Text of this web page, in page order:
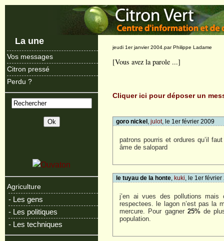
La une
Vos messages
Citron pressé
Perdu ?
Agriculture
- Les gens
- Les politiques
- Les techniques
jeudi 1er janvier 2004.par Philippe Ladame
[Vous avez la parole ...]
Cliquer ici pour déposer un
goro nickel ,julot, le 1er février 2009
patrons pourris et ordures qu’il
âme de salopard
le tuyau de la honte kuki , le 1er
j’en ai vues des pollutions
respectees. le lagon n’est pas la
mercure. Pour gagner 25%de
population.